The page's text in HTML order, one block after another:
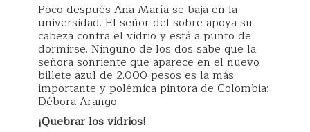
Poco después Ana María se baja en la
universidad. El señor del sobre apoya su
cabeza contra el vidrio y está a punto de
dormirse. Ninguno de los dos sabe que la
señora sonriente que aparece en el nuevo
billete azul de 2.000 pesos es la más
importante y polémica pintora de Colombia:
Débora Arango.
¡Quebrar los vidrios!